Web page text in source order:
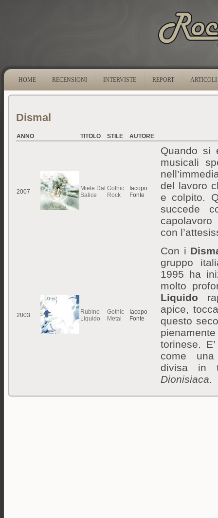
HOME RECENSIONI INTERVISTE REPORT ARTICOLI
Dismal
ANNO TITOLO STILE AUTORE
2007
Miele Dal
Salice
Gothic
Rock
Iacopo
Fonte
Quando si
musicali
del lavoro
e colpito.
succede
con
2003
Rubino
Liquido
Gothic
Metal
Iacopo
Fonte
Con i
gruppo
1995 ha
molto
Liquido
apice,
questo
torinese.
come una
divisa
Dionisiaca.